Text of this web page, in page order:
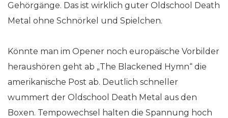
Gehörgänge. Das ist wirklich guter Oldschool Death
Metal ohne Schnörkel und Spielchen.
Könnte man im Opener noch europäische Vorbilder
heraushören geht ab „The Blackened Hymn“ die
amerikanische Post ab. Deutlich schneller
wummert der Oldschool Death Metal aus den
Boxen. Tempowechsel halten die Spannung hoch